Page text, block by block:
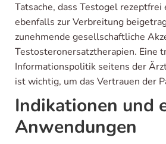
Tatsache, dass Testogel
ebenfalls zur Verbreitung
zunehmende gesellschaftliche
Testosteronersatztherapien. Eine
Informationspolitik seitens der
ist wichtig, um das Vertrauen der
Indikationen und
Anwendungen